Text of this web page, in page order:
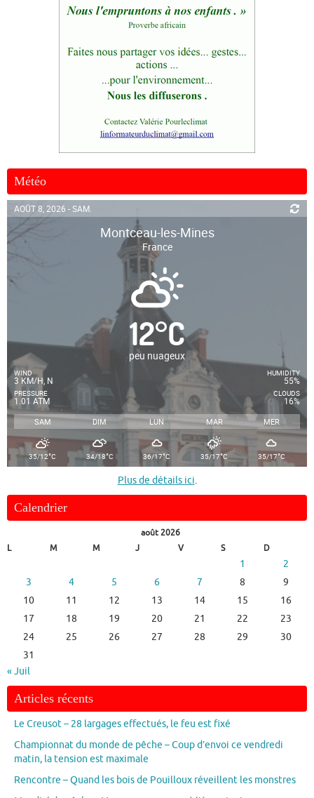
Météo
AOÛT 8, 2026 - SAM.
Montceau-les-Mines
France
12°C
peu nuageux
WIND
3 KM/H, N
PRESSURE
1.01 ATM
HUMIDITY
55%
CLOUDS
16%
SAM DIM LUN MAR MER
35/12°C 34/18°C 36/17°C 35/17°C 35/17°C
Plus de détails ici.
Calendrier
août 2026
L
M M J V S D
1
2
3
4 5 6 7 8
9
10
11 12 13 14 15
16
17
18 19 20 21 22
23
24
25 26 27 28 29
30
31
« Juil
Articles récents
Le Creusot – 28 largages effectués, le feu est fixé
Championnat du monde de pêche – Coup d’envoi ce vendredi
matin, la tension est maximale
Rencontre – Quand les bois de Pouilloux réveillent les monstres